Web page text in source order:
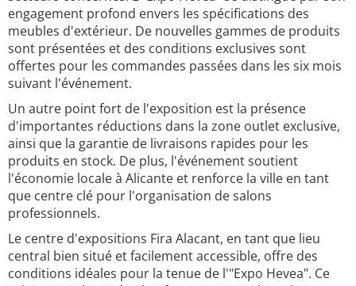
engagement profond envers les spécifications des
meubles d'extérieur. De nouvelles gammes de produits
sont présentées et des conditions exclusives sont
offertes pour les commandes passées dans les six mois
suivant l'événement.
Un autre point fort de l'exposition est la présence
d'importantes réductions dans la zone outlet exclusive,
ainsi que la garantie de livraisons rapides pour les
produits en stock. De plus, l'événement soutient
l'économie locale à Alicante et renforce la ville en tant
que centre clé pour l'organisation de salons
professionnels.
Le centre d'expositions Fira Alacant, en tant que lieu
central bien situé et facilement accessible, offre des
conditions idéales pour la tenue de l'"Expo Hevea". Ce